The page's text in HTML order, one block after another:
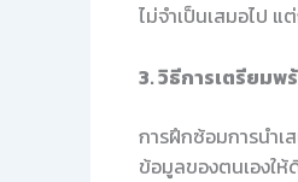
ไม่จำเป็นเสมอไป
3. วิธีการเตรียมพ
การฝึกซ้อมการนำเ
ข้อมูลของตนเองใ